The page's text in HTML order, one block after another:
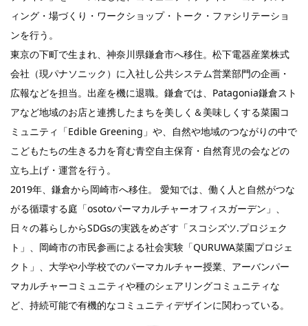
ィング・場づくり・ワークショップ・トーク・ファシリテーショ
ンを行う。
東京の下町で生まれ、神奈川県鎌倉市へ移住。松下電器産業株式
会社（現パナソニック）に入社し公共システム営業部門の企画・
広報などを担当。出産を機に退職。鎌倉では、Patagonia鎌倉スト
アなど地域のお店と連携したまちを美しく＆美味しくする菜園コ
ミュニティ「Edible Greening」や、自然や地域のつながりの中で
こどもたちの生きる力を育む青空自主保育・自然育児の会などの
立ち上げ・運営を行う。
2019年、鎌倉から岡崎市へ移住。 愛知では、働く人と自然がつな
がる循環する庭「osotoパーマカルチャーオフィスガーデン」、
日々の暮らしからSDGsの実践をめざす「スコシズツ.プロジェク
ト」、岡崎市の市民参画による社会実験「QURUWA菜園プロジェ
クト」、大学や小学校でのパーマカルチャー授業、アーバンパー
マカルチャーコミュニティや種のシェアリングコミュニティな
ど、持続可能で有機的なコミュニティデザインに関わっている。